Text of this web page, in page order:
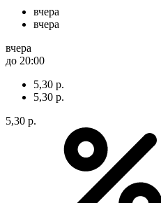
вчера
вчера
вчера
до 20:00
5,30 р.
5,30 р.
5,30 р.